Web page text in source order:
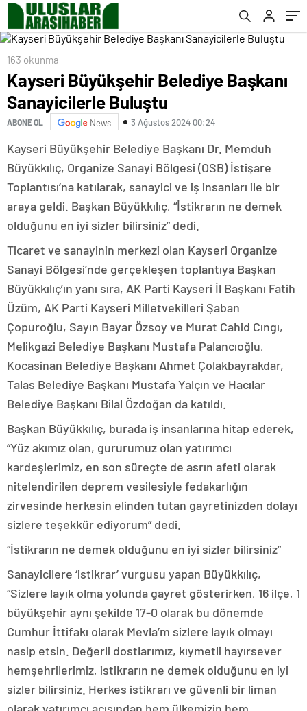
163 okunma
Kayseri Büyükşehir Belediye Başkanı
Sanayicilerle Buluştu
ABONE OL News 3 Ağustos 2024 00:24
Kayseri Büyükşehir Belediye Başkanı Dr. Memduh
Büyükkılıç, Organize Sanayi Bölgesi (OSB) İstişare
Toplantısı’na katılarak, sanayici ve iş insanları ile bir
araya geldi. Başkan Büyükkılıç, “İstikrarın ne demek
olduğunu en iyi sizler bilirsiniz” dedi.
Ticaret ve sanayinin merkezi olan Kayseri Organize
Sanayi Bölgesi’nde gerçekleşen toplantıya Başkan
Büyükkılıç’ın yanı sıra, AK Parti Kayseri İl Başkanı Fatih
Üzüm, AK Parti Kayseri Milletvekilleri Şaban
Çopuroğlu, Sayın Bayar Özsoy ve Murat Cahid Cıngı,
Melikgazi Belediye Başkanı Mustafa Palancıoğlu,
Kocasinan Belediye Başkanı Ahmet Çolakbayrakdar,
Talas Belediye Başkanı Mustafa Yalçın ve Hacılar
Belediye Başkanı Bilal Özdoğan da katıldı.
Başkan Büyükkılıç, burada iş insanlarına hitap ederek,
“Yüz akımız olan, gururumuz olan yatırımcı
kardeşlerimiz, en son süreçte de asrın afeti olarak
nitelendirilen deprem vesilesiyle fedakarlığın
zirvesinde herkesin elinden tutan gayretinizden dolayı
sizlere teşekkür ediyorum” dedi.
“İstikrarın ne demek olduğunu en iyi sizler bilirsiniz”
Sanayicilere ‘istikrar’ vurgusu yapan Büyükkılıç,
“Sizlere layık olma yolunda gayret gösterirken, 16 ilçe, 1
büyükşehir aynı şekilde 17-0 olarak bu dönemde
Cumhur İttifakı olarak Mevla’m sizlere layık olmayı
nasip etsin. Değerli dostlarımız, kıymetli hayırsever
hemşehrilerimiz, istikrarın ne demek olduğunu en iyi
sizler bilirsiniz. Herkes istikrarı ve güvenli bir liman